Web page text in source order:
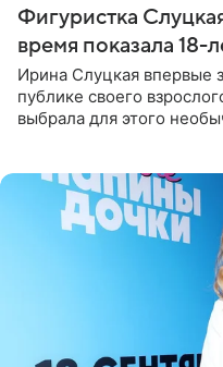
Фигуристка
время показала 18-
Ирина Слуцкая впервые
публике своего
выбрала для этого